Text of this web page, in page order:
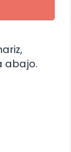
abajo.